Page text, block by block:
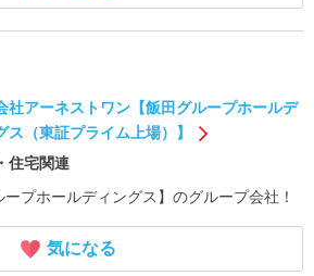
社アーネストワン【飯田グループホールデ
ス（東証プライム上場）】
住宅関連
プホールディングス】のグループ会社！
気になる